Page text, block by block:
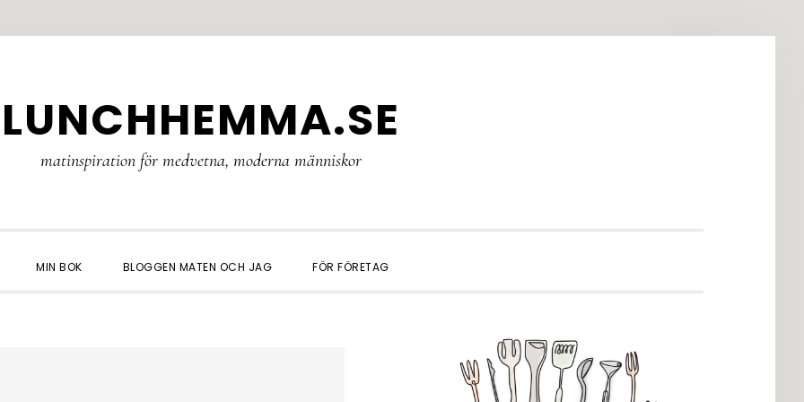
LUNCHHEMMA.SE
matinspiration för medvetna, moderna människor
MIN BOK BLOGGEN MATEN OCH JAG FÖR FÖRETAG
PRIMARY
SIDEBAR